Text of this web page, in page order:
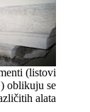
(listovi
oblikuju se
alata